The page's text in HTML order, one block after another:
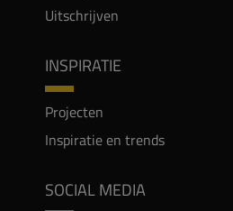
Uitschrijven
INSPIRATIE
Projecten
Inspiratie en trends
SOCIAL MEDIA